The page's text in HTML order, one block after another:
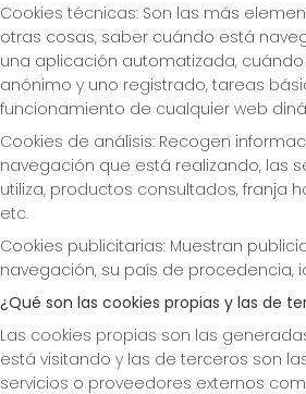
Cookies técnicas: Son las más
otras cosas, saber cuándo está
una aplicación automatizada,
anónimo y uno registrado, tareas
funcionamiento de cualquier web
Cookies de análisis: Recogen
navegación que está realizando, las
utiliza, productos consultados, franja
etc.
Cookies publicitarias: Muestran
navegación, su país de procedencia,
¿Qué son las cookies propias y las de
Las cookies propias son las
está visitando y las de terceros son
servicios o proveedores externos